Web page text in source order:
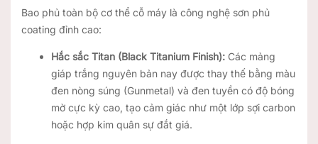
Bao phủ toàn bộ cơ thể cỗ máy là công nghệ sơn phủ
coating đỉnh cao:
Hắc sắc Titan (Black Titanium Finish): Các mảng
giáp trắng nguyên bản nay được thay thế bằng màu
đen nòng súng (Gunmetal) và đen tuyền có độ bóng
mờ cực kỳ cao, tạo cảm giác như một lớp sợi carbon
hoặc hợp kim quân sự đắt giá.